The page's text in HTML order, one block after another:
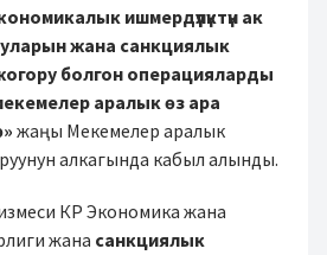
ишмердүүлүктүн ак
жана санкциялык
болгон операцияларды
аралык өз ара
жаңы Мекемелер аралык
алкагында кабыл алынды.
КР Экономика жана
жана санкциялык